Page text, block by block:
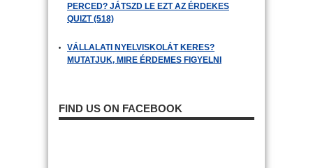
PERCED? JÁTSZD LE EZT AZ ÉRDEKES
QUIZT (518)
VÁLLALATI NYELVISKOLÁT KERES?
MUTATJUK, MIRE ÉRDEMES FIGYELNI
FIND US ON FACEBOOK